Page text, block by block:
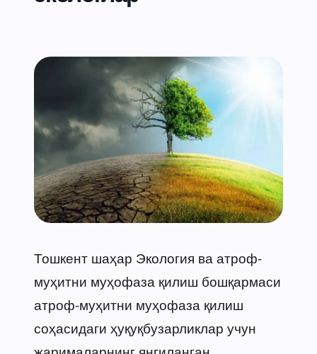
Тошкент шаҳар Экология ва атроф-
муҳитни муҳофаза қилиш бошқармаси
атроф-муҳитни муҳофаза қилиш
соҳасидаги ҳуқуқбузарликлар учун